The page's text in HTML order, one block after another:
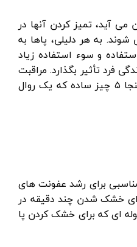
آید، تمیز کردن آنها در
به هر دلیلی، پاها به
و سوء استفاده زیاد
فرد تأثیر بگذارد. مراقبت
از پا یک فرآیند ساده است و مراقبت روزانه آنها را قادر می سازد تا به عملکرد سالم خود ادامه دهند. در اینجا ۵ چیز ساده که یک روال
برای رشد عفونت های
خشک شدن چند دقیقه در
ای که برای خشک کردن پا